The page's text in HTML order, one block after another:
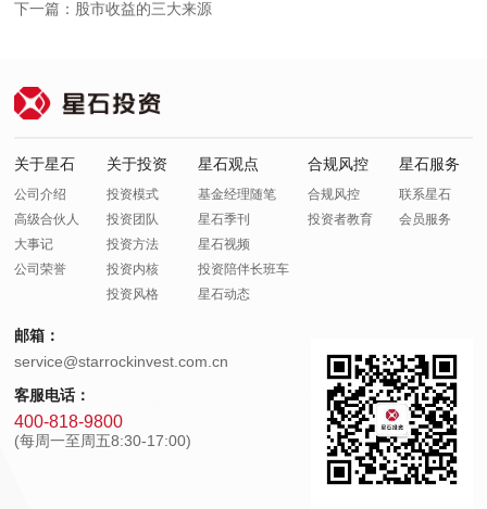
下一篇：股市收益的三大来源
关于星石
公司介绍
高级合伙人
大事记
公司荣誉
关于投资
投资模式
投资团队
投资方法
投资内核
投资风格
星石观点
基金经理随笔
星石季刊
星石视频
投资陪伴长班车
星石动态
合规风控
合规风控
投资者教育
星石服务
联系星石
会员服务
邮箱：
service@starrockinvest.com.cn
客服电话：
400-818-9800
(每周一至周五8:30-17:00)